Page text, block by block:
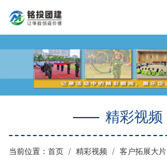
精彩视频
当前位置： 首页 精彩视频 客户拓展大片